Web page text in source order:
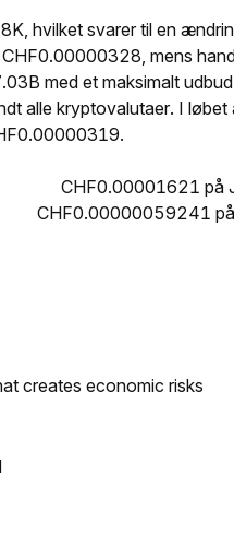
hvilket svarer til en
mens
med et maksimalt
alle kryptovalutaer. I løbet
CHF0.00001621 på
CHF0.00000059241
creates economic risks